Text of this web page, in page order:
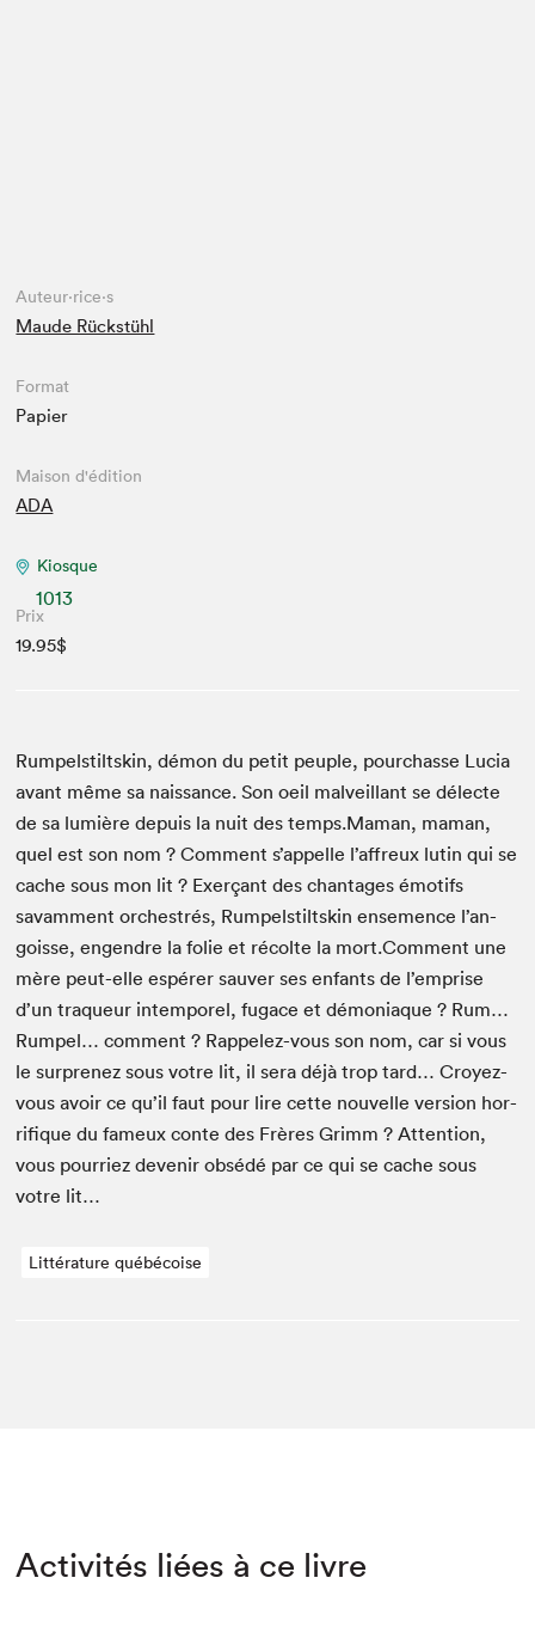
Auteur·rice·s
Maude Rückstühl
Format
Papier
Maison d'édition
ADA
Kiosque
1013
Prix
19.95$
Rumpel­stilt­skin, démon du petit peu­ple, pour­chas­se Lucia
avant même sa nais­sance. Son oeil malveil­lant se délecte
de sa lumière depuis la nuit des temps.Maman, maman,
quel est son nom ? Com­ment s’ap­pelle l’af­freux lutin qui se
cache sous mon lit ? Exerçant des chan­tages émo­tifs
savam­ment orchestrés, Rumpel­stilt­skin ense­mence l’an­
goisse, engen­dre la folie et récolte la mort.Comment une
mère peut-elle espér­er sauver ses enfants de l’em­prise
d’un traque­ur intem­porel, fugace et démo­ni­aque ? Rum…
Rumpel… com­ment ? Rap­pelez-vous son nom, car si vous
le sur­prenez sous votre lit, il sera déjà trop tard… Croyez-
vous avoir ce qu’il faut pour lire cette nou­velle ver­sion hor­
ri­fique du fameux con­te des Frères Grimm ? Atten­tion,
vous pour­riez devenir obsédé par ce qui se cache sous
votre lit…
Littérature québécoise
Activités liées à ce livre